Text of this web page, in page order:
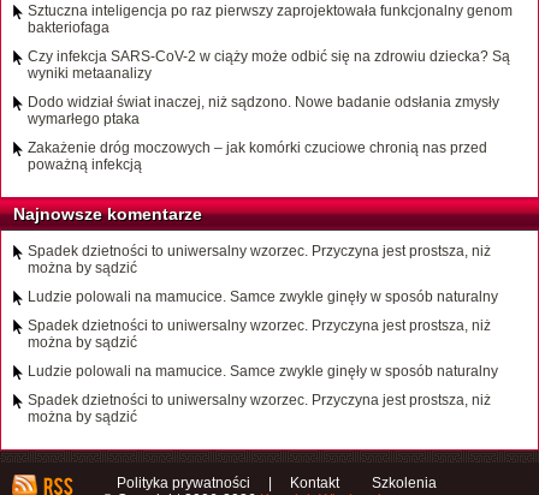
Sztuczna inteligencja po raz pierwszy zaprojektowała funkcjonalny genom
bakteriofaga
Czy infekcja SARS-CoV-2 w ciąży może odbić się na zdrowiu dziecka? Są
wyniki metaanalizy
Dodo widział świat inaczej, niż sądzono. Nowe badanie odsłania zmysły
wymarłego ptaka
Zakażenie dróg moczowych – jak komórki czuciowe chronią nas przed
poważną infekcją
Najnowsze komentarze
Spadek dzietności to uniwersalny wzorzec. Przyczyna jest prostsza, niż
można by sądzić
Ludzie polowali na mamucice. Samce zwykle ginęły w sposób naturalny
Spadek dzietności to uniwersalny wzorzec. Przyczyna jest prostsza, niż
można by sądzić
Ludzie polowali na mamucice. Samce zwykle ginęły w sposób naturalny
Spadek dzietności to uniwersalny wzorzec. Przyczyna jest prostsza, niż
można by sądzić
Polityka prywatności Kontakt
Szkolenia